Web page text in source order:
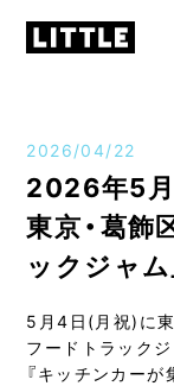
2026/04/22
2026年5
東京・葛飾
ックジャム
5月4日(月祝)に
フードトラック
『キッチンカー